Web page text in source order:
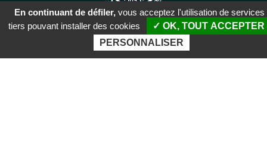
SIÈGE SOCIAL
51 rue Descartes
En continuant de défiler, vous acceptez l'utilisation de services
tiers pouvant installer des cookies
✓ OK, TOUT ACCEPTER
PERSONNALISER